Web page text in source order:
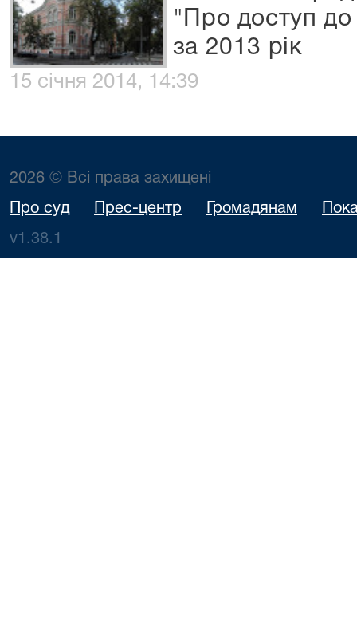
"Про доступ до
за 2013 рік
15 січня 2014, 14:39
2026 © Всі права захищені
Про суд Прес-центр Громадянам
v1.38.1